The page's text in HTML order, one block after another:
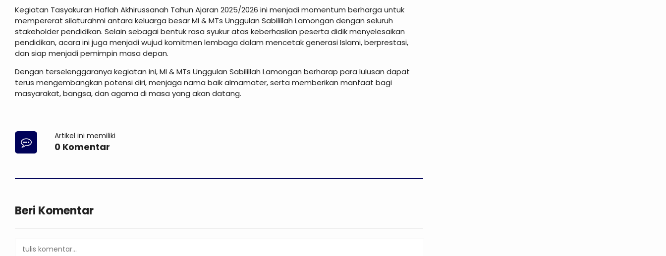
Kegiatan Tasyakuran Haflah Akhirussanah Tahun Ajaran 2025/2026 ini menjadi momentum berharga untuk
mempererat silaturahmi antara keluarga besar MI & MTs Unggulan Sabilillah Lamongan dengan seluruh
stakeholder pendidikan. Selain sebagai bentuk rasa syukur atas keberhasilan peserta didik menyelesaikan
pendidikan, acara ini juga menjadi wujud komitmen lembaga dalam mencetak generasi Islami, berprestasi,
dan siap menjadi pemimpin masa depan.
Dengan terselenggaranya kegiatan ini, MI & MTs Unggulan Sabilillah Lamongan berharap para lulusan dapat
terus mengembangkan potensi diri, menjaga nama baik almamater, serta memberikan manfaat bagi
masyarakat, bangsa, dan agama di masa yang akan datang.
Artikel ini memiliki
0 Komentar
Beri Komentar